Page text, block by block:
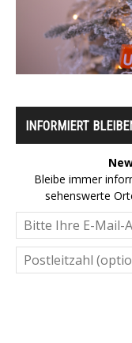
INFORMIERT
Bleibe immer
sehenswerte